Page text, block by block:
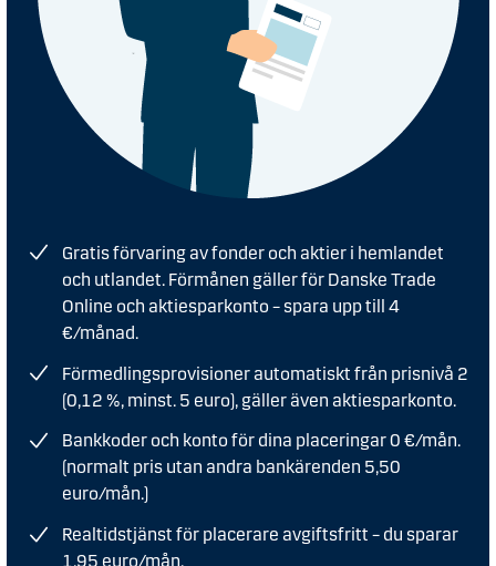
Gratis förvaring av fonder och aktier i hemlandet
och utlandet. Förmånen gäller för Danske Trade
Online och aktiesparkonto – spara upp till 4
€/månad.
Förmedlingsprovisioner automatiskt från prisnivå 2
(0,12 %, minst. 5 euro), gäller även aktiesparkonto.
Bankkoder och konto för dina placeringar 0 €/mån.
(normalt pris utan andra bankärenden 5,50
euro/mån.)
Realtidstjänst för placerare avgiftsfritt – du sparar
1,95 euro/mån.